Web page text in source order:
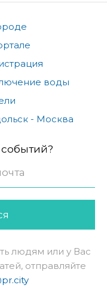
воды
- Москва
событий?
людям или у Вас
отправляйте